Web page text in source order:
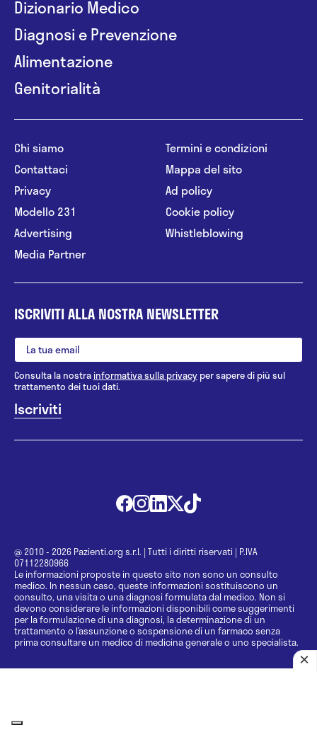
Dizionario Medico
Diagnosi e Prevenzione
Alimentazione
Genitorialità
Chi siamo
Contattaci
Privacy
Modello 231
Advertising
Media Partner
Termini e condizioni
Mappa del sito
Ad policy
Cookie policy
Whistleblowing
ISCRIVITI ALLA NOSTRA NEWSLETTER
Consulta la nostrainformativa sulla privacy per sapere di più sul
trattamento dei tuoi dati.
@ 2010 - 2026 Pazienti.org s.r.l. | Tutti i diritti riservati | P.IVA
07112280966
Le informazioni proposte in questo sito non sono un consulto
medico. In nessun caso, queste informazioni sostituiscono un
consulto, una visita o una diagnosi formulata dal medico. Non si
devono considerare le informazioni disponibili come suggerimenti
per la formulazione di una diagnosi, la determinazione di un
trattamento o l’assunzione o sospensione di un farmaco senza
prima consultare un medico di medicina generale o uno specialista.